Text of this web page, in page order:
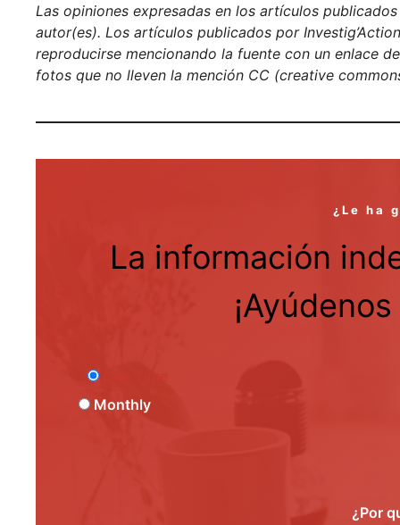
Las opiniones expresadas en los artículos
autor(es). Los artículos publicados por
reproducirse mencionando la fuente con un enlace
fotos que no lleven la mención CC (creative
¿Le ha
La información
Monthly
¿Por